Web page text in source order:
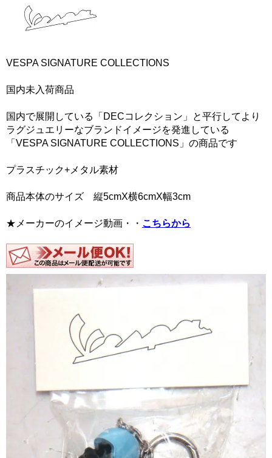
VESPA SIGNATURE COLLECTIONS
国内未入荷商品
国内で展開している「DECコレクション」と平行してより
ラグジュエリーなブランドイメージを発進している
「VESPA SIGNATURE COLLECTIONS」の商品です
プラスチック+メタル素材
商品本体のサイズ 縦5cmX横6cmX幅3cm
★メーカーのイメージ動画・・ こちらから